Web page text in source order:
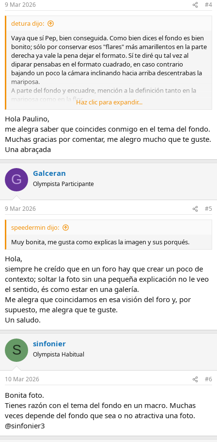
9 Mar 2026 #4
detura dijo:
Vaya que sí Pep, bien conseguida. Como bien dices el fondo es bien
bonito; sólo por conservar esos "flares" más amarillentos en la parte
derecha ya vale la pena dejar el formato. Sí te diré qu tal vez al
diparar pensabas en el formato cuadrado, en caso contrario
bajando un poco la cámara inclinando hacia arriba descentrabas la
mariposa.
A parte del fondo y encuadre, mención a la definición tanto en la
mariposa como en la flor.
Una abraçada, Paulino
Haz clic para expandir...
Hola Paulino,
me alegra saber que coincides conmigo en el tema del fondo.
Muchas gracias por comentar, me alegro mucho que te guste.
Una abraçada
G Galceran
Olympista Participante
9 Mar 2026 #5
speedermin dijo:
Muy bonita, me gusta como explicas la imagen y sus porqués.
Hola,
siempre he creído que en un foro hay que crear un poco de
contexto; soltar la foto sin una pequeña explicación no le veo
el sentido, és como estar en una galería.
Me alegra que coincidamos en esa visión del foro y, por
supuesto, me alegra que te guste.
Un saludo.
S sinfonier
Olympista Habitual
10 Mar 2026 #6
Bonita foto.
Tienes razón con el tema del fondo en un macro. Muchas
veces depende del fondo que sea o no atractiva una foto.
@sinfonier3